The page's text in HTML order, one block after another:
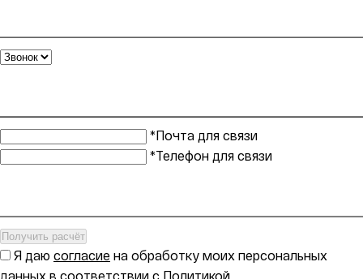
*Почта для связи
*Телефон для связи
Получить расчёт
Я даю согласие на обработку моих персональных
данных в соответствии с Политикой